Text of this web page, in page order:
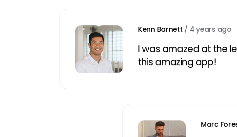
Kenn Barnett / 4 years ago
I was amazed at the
this amazing app!
Marc